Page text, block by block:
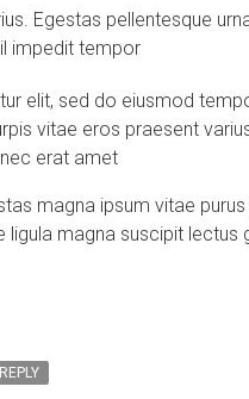
Egestas pellentesque
impedit tempor
elit, sed do eiusmod
vitae eros praesent
erat amet
magna ipsum vitae
magna suscipit lectus
REPLY